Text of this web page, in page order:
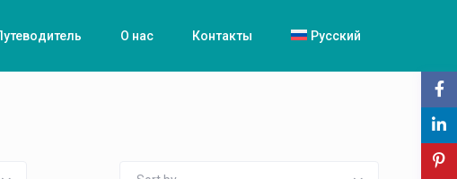
О нас Контакты Русский